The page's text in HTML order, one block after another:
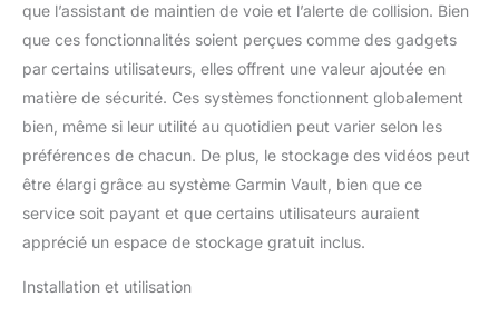
espagnol, italien et
suédois)
que l’assistant de maintien de voie et l’alerte de collision. Bien
que ces fonctionnalités soient perçues comme des gadgets
par certains utilisateurs, elles offrent une valeur ajoutée en
matière de sécurité. Ces systèmes fonctionnent globalement
bien, même si leur utilité au quotidien peut varier selon les
préférences de chacun. De plus, le stockage des vidéos peut
être élargi grâce au système Garmin Vault, bien que ce
service soit payant et que certains utilisateurs auraient
apprécié un espace de stockage gratuit inclus.
Installation et utilisation